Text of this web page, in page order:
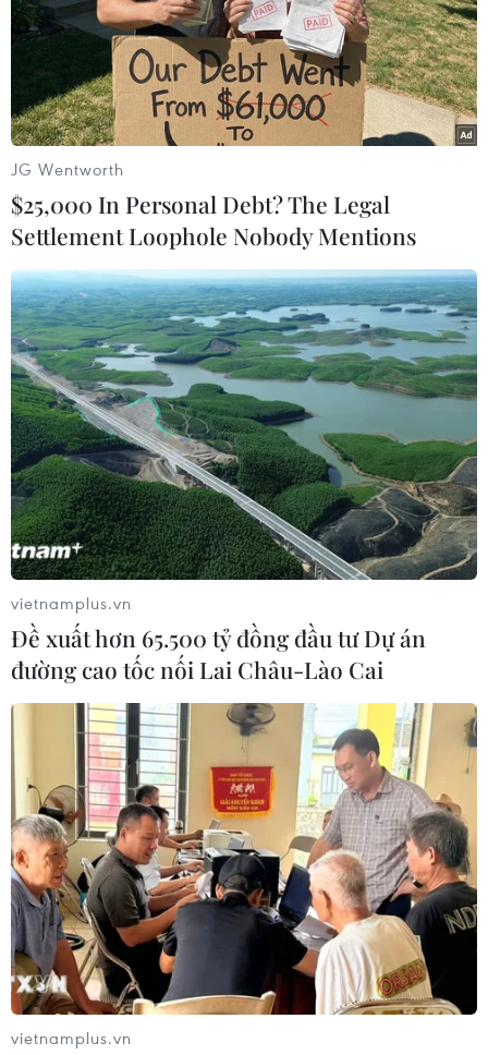
Cơ quan Thuế cảnh báo tình trạng giả
danh cán bộ ngành để lừa đảo
09/04/2024 11:09
Mặc dù Cơ quan Thuế đã liên tục tuyên truyền và cảnh
báo về tình trạng giả danh cán bộ thuế, Cơ quan Thuế
để lừa đảo, song đến nay vẫn có trường hợp người nộp
thuế mắc bẫy các đối tượng này.
JG Wentworth
$25,000 In Personal Debt? The Legal
Settlement Loophole Nobody Mentions
vietnamplus.vn
Đề xuất hơn 65.500 tỷ đồng đầu tư Dự án
đường cao tốc nối Lai Châu-Lào Cai
vietnamplus.vn